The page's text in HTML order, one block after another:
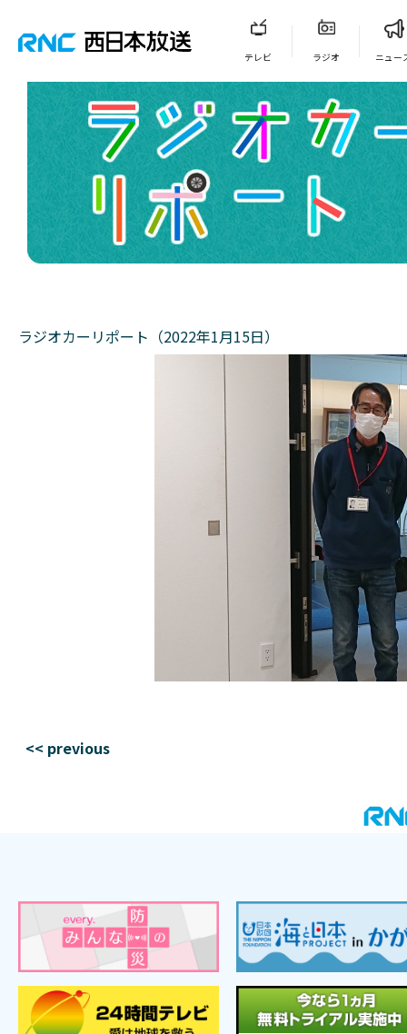
テレビ ラジオ ニュー
ラジオカーリポート（2022年1月15日）
<< previous